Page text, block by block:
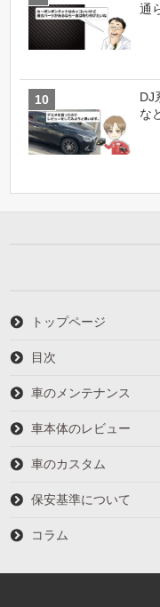
通
DJ
な
トップページ
目次
車のメンテナンス
車本体のレビュー
車のカスタム
保安基準について
コラム